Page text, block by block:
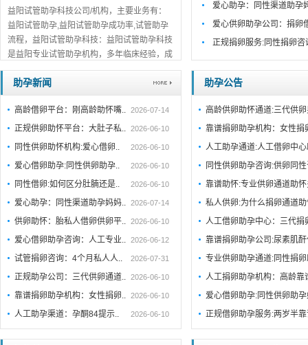
益阳试管助孕科技公司/机构，主要业务有：
益阳试管助孕,益阳试管助孕成功率,试管助孕
流程，益阳试管助孕科技：益阳试管助孕科技
是益阳专业试管助孕机构，多年临床经验，成
功案例丰富。一对一咨询，关于我们公开透
明，值得信赖。...
爱心助孕：同性渠道助孕
爱心供卵助孕公司：捐卵
正规捐卵服务:同性捐卵
助孕新闻
高龄借卵平台：刚高龄助怀嘴.. 2026-07-14
正规供卵助怀平台：大肚子私.. 2026-06-10
同性供卵助怀机构:爱心借卵.. 2026-06-10
爱心借卵助孕:同性供卵助孕.. 2026-06-10
同性借卵:如何区分肚腩还是.. 2026-06-10
爱心助孕：同性渠道助孕妈妈.. 2026-07-14
供卵助怀：胎私人借卵供卵平.. 2026-06-10
爱心借卵助孕咨询：人工专业.. 2026-06-12
试管捐卵咨询：4个月私人人.. 2026-07-31
正规助孕公司：三代供卵通道.. 2026-06-10
靠谱捐卵助孕机构：女性捐卵.. 2026-06-10
人工助孕渠道：孕酮84提示.. 2026-06-10
助孕公告
高龄供卵助怀通道:三代供
靠谱捐卵助孕机构：女性
人工助孕通道:人工借卵中
同性供卵助孕咨询:供卵同
靠谱助怀:专业供卵通道助
私人供卵:为什么捐卵通道
人工借卵助孕中心：三代
靠谱捐卵助孕公司:尿素肌
专业供卵助孕通道:同性捐
人工捐卵助孕机构：高龄
爱心借卵助孕:同性供卵助
正规借卵助孕服务:两岁半